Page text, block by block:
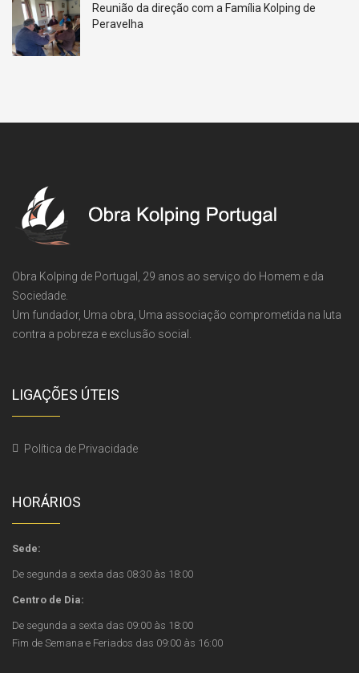
Reunião da direção com a Família Kolping de
Peravelha
Obra Kolping de Portugal, 29 anos ao serviço do Homem e da
Sociedade.
Um fundador, Uma obra, Uma associação comprometida na luta
contra a pobreza e exclusão social.
LIGAÇÕES ÚTEIS
Política de Privacidade
HORÁRIOS
Sede:
De segunda a sexta das 08:30 às 18:00
Centro de Dia:
De segunda a sexta das 09:00 às 18:00
Fim de Semana e Feriados das 09:00 às 16:00